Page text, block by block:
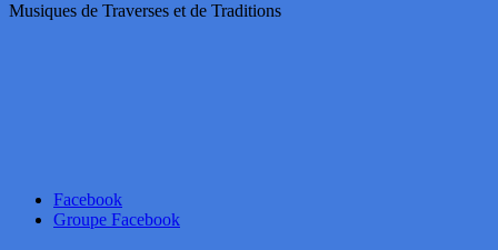
Musiques de Traverses et de Traditions
Facebook
Groupe Facebook